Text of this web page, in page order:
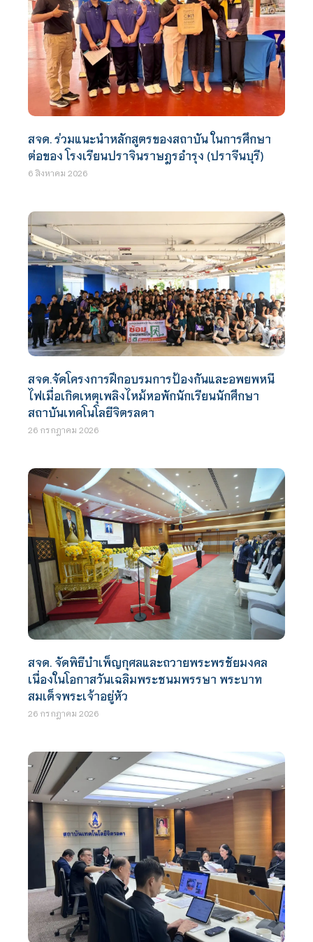
สจด. ร่วมแนะนำหลักสูตรของสถาบัน ในการศึกษา
ต่อของ โรงเรียนปราจินราษฎรอำรุง (ปราจีนบุรี)
6 สิงหาคม 2026
สจด.จัดโครงการฝึกอบรมการป้องกันและอพยพหนี
ไฟเมื่อเกิดเหตุเพลิงไหม้หอพักนักเรียนนักศึกษา
สถาบันเทคโนโลยีจิตรลดา
26 กรกฎาคม 2026
สจด. จัดพิธีบำเพ็ญกุศลและถวายพระพรชัยมงคล
เนื่องในโอกาสวันเฉลิมพระชนมพรรษา พระบาท
สมเด็จพระเจ้าอยู่หัว
26 กรกฎาคม 2026